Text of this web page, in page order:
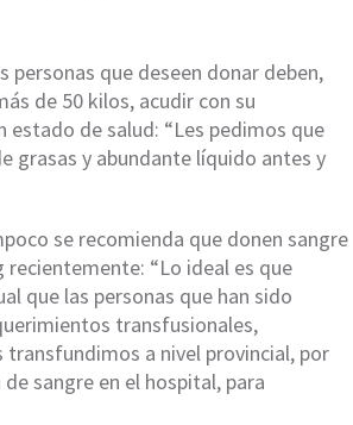
que deseen donar deben,
de 50 kilos, acudir con su
de salud: “Les pedimos que
grasas y abundante líquido antes y
se recomienda que donen sangre
recientemente: “Lo ideal es que
que las personas que han sido
transfusionales,
a nivel provincial, por
sangre en el hospital, para